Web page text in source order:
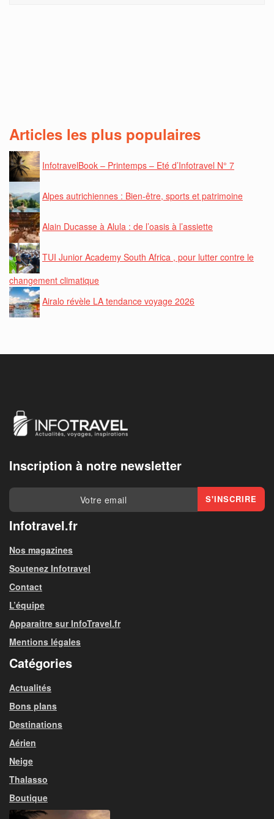
Articles les plus populaires
InfotravelBook – Printemps – Eté d’Infotravel N° 7
Alpes autrichiennes : Bien-être, sports et patrimoine
Alain Ducasse à Alula : de l’oasis à l’assiette
TUI Junior Academy South Africa , pour lutter contre le
changement climatique
Airalo révèle LA tendance voyage 2026
Inscription à notre newsletter
Infotravel.fr
Nos magazines
Soutenez Infotravel
Contact
L’équipe
Apparaitre sur InfoTravel.fr
Mentions légales
Catégories
Actualités
Bons plans
Destinations
Aérien
Neige
Thalasso
Boutique